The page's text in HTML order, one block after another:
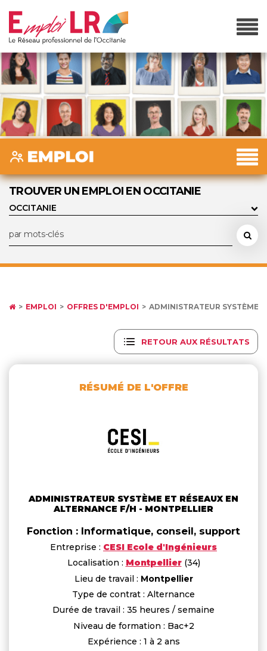
TROUVER UN EMPLOI EN OCCITANIE
EMPLOI OFFRES D'EMPLOI ADMINISTRATEUR SYSTÈME
RETOUR AUX RÉSULTATS
RÉSUMÉ DE L'OFFRE
ADMINISTRATEUR SYSTÈME ET RÉSEAUX EN
ALTERNANCE F/H - MONTPELLIER
Fonction : Informatique, conseil, support
Entreprise : CESI Ecole d'Ingénieurs
Localisation : Montpellier(34)
Lieu de travail : Montpellier
Type de contrat : Alternance
Durée de travail : 35 heures / semaine
Niveau de formation : Bac+2
Expérience : 1 à 2 ans